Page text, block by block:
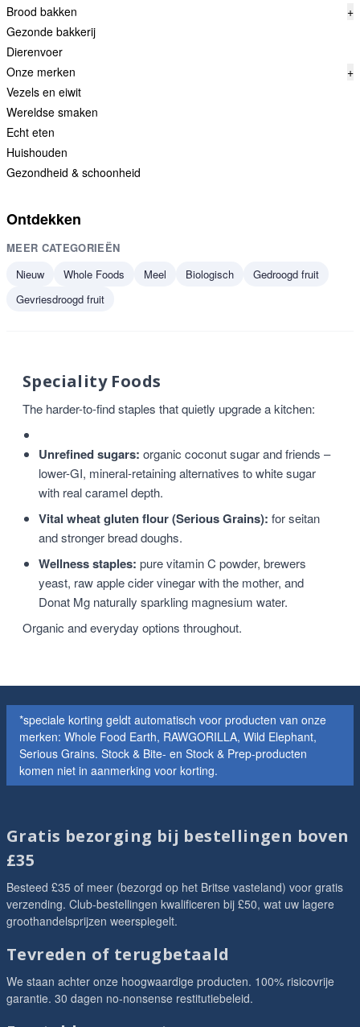
Brood bakken
+
Gezonde bakkerij
Dierenvoer
Onze merken
+
Vezels en eiwit
Wereldse smaken
Echt eten
Huishouden
Gezondheid & schoonheid
Ontdekken
MEER CATEGORIEËN
Nieuw
Whole Foods Meel Biologisch
Gedroogd fruit
Gevriesdroogd fruit
Speciality Foods
The harder-to-find staples that quietly upgrade a kitchen:
Unrefined sugars: organic coconut sugar and friends –
lower-GI, mineral-retaining alternatives to white sugar
with real caramel depth.
Vital wheat gluten flour (Serious Grains): for seitan
and stronger bread doughs.
Wellness staples: pure vitamin C powder, brewers
yeast, raw apple cider vinegar with the mother, and
Donat Mg naturally sparkling magnesium water.
Organic and everyday options throughout.
*speciale korting geldt automatisch voor producten van onze
merken: Whole Food Earth, RAWGORILLA, Wild Elephant,
Serious Grains. Stock & Bite- en Stock & Prep-producten
komen niet in aanmerking voor korting.
Gratis bezorging bij bestellingen boven
£35
Besteed £35 of meer (bezorgd op het Britse vasteland) voor gratis
verzending. Club-bestellingen kwalificeren bij £50, wat uw lagere
groothandelsprijzen weerspiegelt.
Tevreden of terugbetaald
We staan achter onze hoogwaardige producten. 100% risicovrije
garantie. 30 dagen no-nonsense restitutiebeleid.